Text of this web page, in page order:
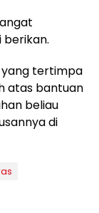
yang tertimpa
atas bantuan
beliau
di